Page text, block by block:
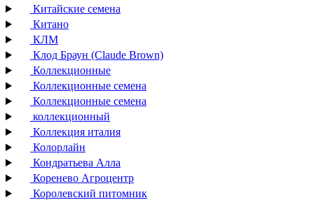
Китайские семена
Китано
КЛМ
Клод Браун (Claude Brown)
Коллекционные
Коллекционные семена
Коллекционные семена
коллекционный
Коллекция италия
Колорлайн
Кондратьева Алла
Коренево Агроцентр
Королевский питомник